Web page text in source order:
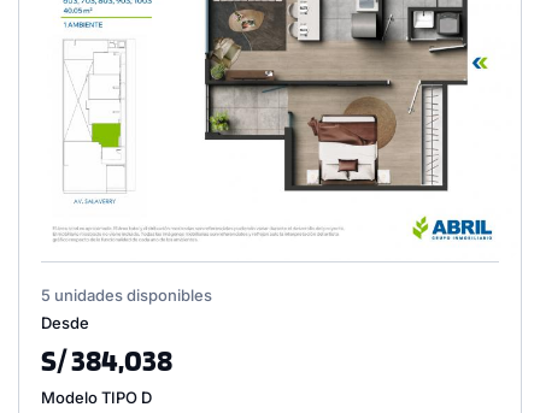
5 unidades disponibles
Desde
S/ 384,038
Modelo TIPO D